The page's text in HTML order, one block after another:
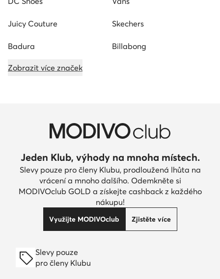
Juicy Couture Skechers
Badura Billabong
Zobrazit více značek
Jeden Klub, výhody na mnoha místech.
Slevy pouze pro členy Klubu, prodloužená lhůta na
vrácení a mnoho dalšího. Odemkněte si
MODIVOclub GOLD a získejte cashback z každého
nákupu!
Využijte MODIVOclub Zjistěte více
Slevy pouze
pro členy Klubu